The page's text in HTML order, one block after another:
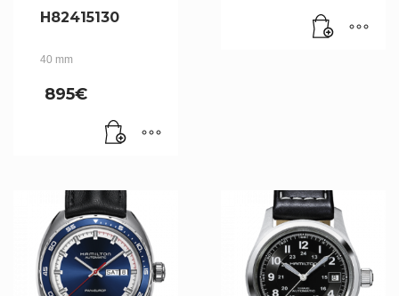
H82415130
40 mm
895€